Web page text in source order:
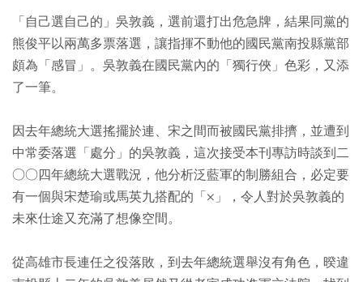
「自己選自己的」吳敦義，選前還打出危急牌，結果同黨的
熊俊平以兩萬多票落選，讓指揮不動他的國民黨南投縣黨部
頗為「感冒」。吳敦義在國民黨內的「獨行俠」色彩，又添
了一筆。
因去年總統大選搖擺於連、宋之間而被國民黨排擠，並遭到
中常委落選「處分」的吳敦義，這次接受本刊專訪時談到二
○○四年總統大選戰況，他分析泛藍軍的制勝組合，必定要
有一個與宋楚瑜或馬英九搭配的「×」，令人對於吳敦義的
未來仕途又充滿了想像空間。
從高雄市長連任之役落敗，到去年總統選舉沒有角色，暌違